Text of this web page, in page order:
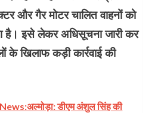
और गैर मोटर चालित वाहनों को
है। इसे लेकर अधिसूचना जारी कर
के खिलाफ कड़ी कार्रवाई की
डीएम अंशुल सिंह की